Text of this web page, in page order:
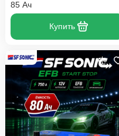
85 Ач
Купить